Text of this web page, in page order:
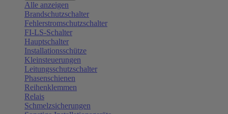
Alle anzeigen
Brandschutzschalter
Fehlerstromschutzschalter
FI-LS-Schalter
Hauptschalter
Installationsschütze
Kleinsteuerungen
Leitungsschutzschalter
Phasenschienen
Reihenklemmen
Relais
Schmelzsicherungen